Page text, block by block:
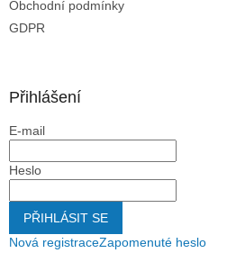
Obchodní podmínky
GDPR
Přihlášení
E-mail
Heslo
PŘIHLÁSIT SE
Nová registraceZapomenuté heslo